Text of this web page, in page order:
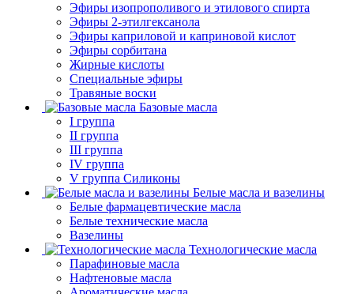
Эфиры изопрополивого и этилового спирта
Эфиры 2-этилгексанола
Эфиры каприловой и каприновой кислот
Эфиры сорбитана
Жирные кислоты
Специальные эфиры
Травяные воски
Базовые масла
I группа
II группа
III группа
IV группа
V группа Силиконы
Белые масла и вазелины
Белые фармацевтические масла
Белые технические масла
Вазелины
Технологические масла
Парафиновые масла
Нафтеновые масла